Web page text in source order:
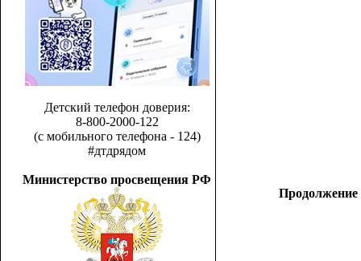
Детский телефон доверия:
8-800-2000-122
(с мобильного телефона - 124)
#дтдрядом
Министерство просвещения РФ
Продолжение